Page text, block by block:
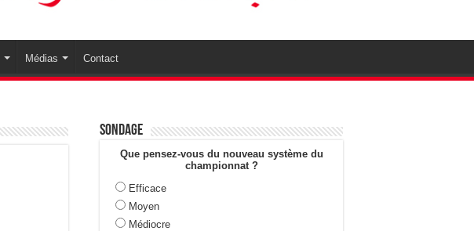
Médias Contact
Sondage
Que pensez-vous du nouveau système du
championnat ?
Efficace
Moyen
Médiocre